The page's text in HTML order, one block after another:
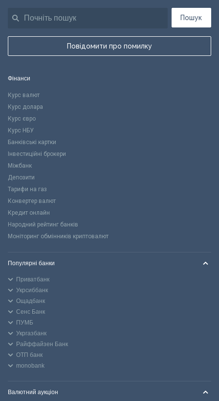
Пошук
Повідомити про помилку
Фінанси
Курс валют
Курс долара
Курс євро
Курс НБУ
Банківські картки
Інвестиційні брокери
Міжбанк
Депозити
Тарифи на газ
Конвертер валют
Кредит онлайн
Народний рейтинг банків
Моніторинг обмінників криптовалют
Популярні банки
Приватбанк
Укрсиббанк
Ощадбанк
Сенс Банк
ПУМБ
Укргазбанк
Райффайзен Банк
ОТП банк
monobank
Валютний аукціон